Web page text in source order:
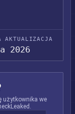
AKTUALIZACJA
2026
użytkownika we